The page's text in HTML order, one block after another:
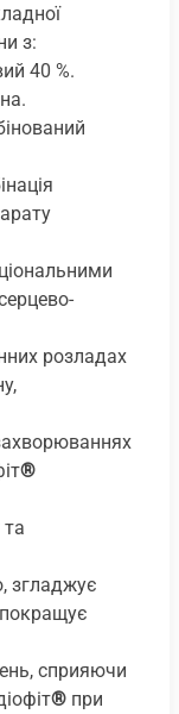
з:
40 %.
розладах
®
та
згладжує
сприяючи
® при